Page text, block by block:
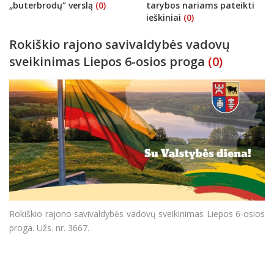
„buterbrodų“ verslą (0)
tarybos nariams pateikti
ieškiniai (0)
Rokiškio rajono savivaldybės vadovų
sveikinimas Liepos 6-osios proga (0)
Rokiškio rajono savivaldybės vadovų sveikinimas Liepos 6-osios
proga. Užs. nr. 3667.